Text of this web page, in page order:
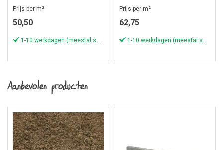
Prijs per m²
50,50
Prijs per m²
62,75
Aanbevolen producten